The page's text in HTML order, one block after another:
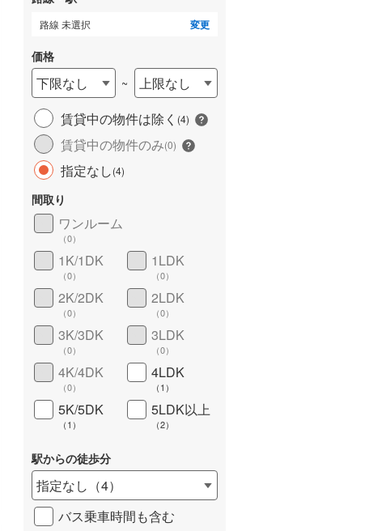
路線 未選択 変更
価格
下限なし ~
上限なし
賃貸中の物件は除く (4)
賃貸中の物件のみ(0)
指定なし(4)
間取り
ワンルーム
（0）
1K/1DK
（0）
1LDK
（0）
2K/2DK
（0）
2LDK
（0）
3K/3DK
（0）
3LDK
（0）
4K/4DK
（0）
4LDK
（1 ）
5K/5DK
（1 ）
5LDK以上
（2）
駅からの徒歩分
指定なし （4）
バス乗車時間も含む
長期優良住宅（0）
詳しく見る